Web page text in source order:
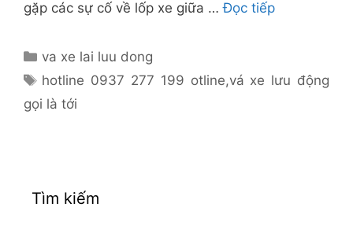
gặp các sự cố về lốp xe giữa …Đọc tiếp
Danh
mục
va xe lai luu dong
Thẻ
hotline 0937 277 199 otline,vá xe lưu động
gọi là tới
Tìm kiếm